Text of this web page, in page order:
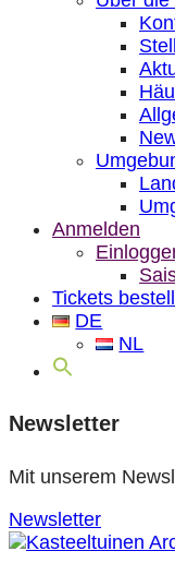
Anmelden
Tickets
DE
NL
Newsletter
Mit unserem
Newsletter